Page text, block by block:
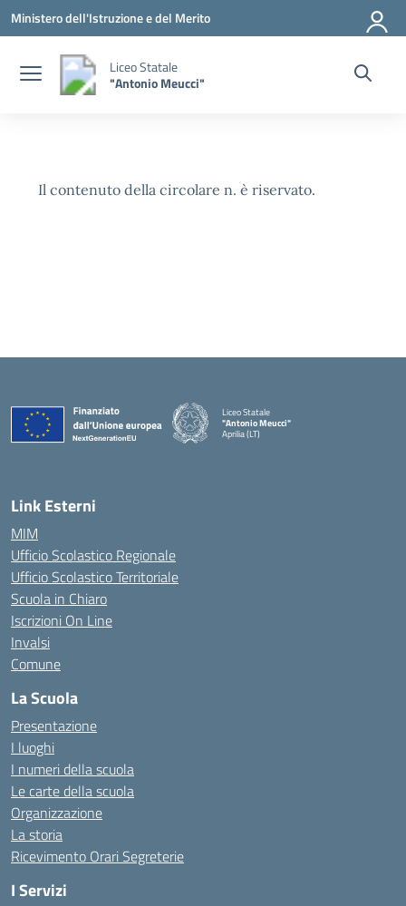
Vai ai contenuti
Vai al menu di navigazione
Vai al footer
Ministero dell'Istruzione e del Merito
Liceo Statale
"Antonio Meucci"
Il contenuto della circolare n. è riservato.
Liceo Statale
"Antonio Meucci"
Aprilia (LT)
Link Esterni
MIM
Ufficio Scolastico Regionale
Ufficio Scolastico Territoriale
Scuola in Chiaro
Iscrizioni On Line
Invalsi
Comune
La Scuola
Presentazione
I luoghi
I numeri della scuola
Le carte della scuola
Organizzazione
La storia
Ricevimento Orari Segreterie
I Servizi